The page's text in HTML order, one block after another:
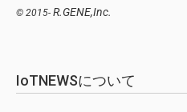
© 2015- R.GENE,Inc.
IoTNEWSについて